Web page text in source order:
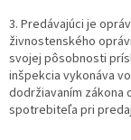
3. Predávajúci je
živnostenského
svojej pôsobnosti
inšpekcia vykonáva
dodržiavaním zákona
spotrebiteľa pri